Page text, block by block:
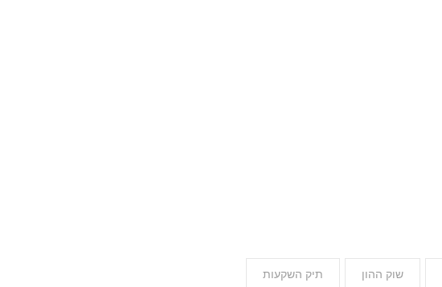
שוק ההון תיק השקעות